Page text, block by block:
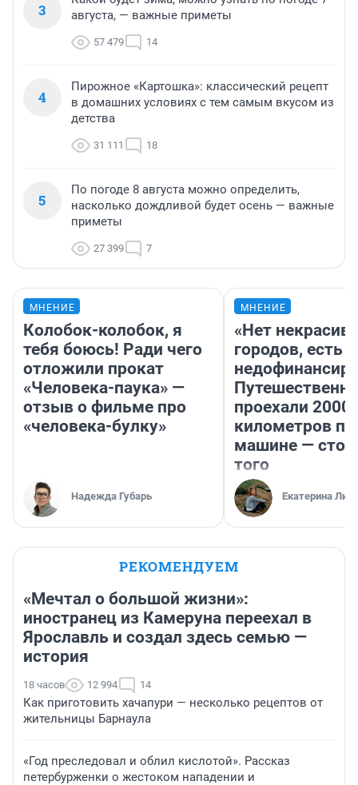
3
августа, — важные приметы
57 479 14
4
Пирожное «Картошка»: классический рецепт
в домашних условиях с тем самым вкусом из
детства
31 111 18
5
По погоде 8 августа можно определить,
насколько дождливой будет осень — важные
приметы
27 399 7
МНЕНИЕ
Колобок-колобок, я
тебя боюсь! Ради чего
отложили прокат
«Человека-паука» —
отзыв о фильме про
«человека-булку»
Надежда Губарь
МНЕНИЕ
«Нет
городов, есть
проехали 2000
километров по
машине —
того
Екатерина
РЕКОМЕНДУЕМ
«Мечтал о большой жизни»:
иностранец из Камеруна переехал в
Ярославль и создал здесь семью —
история
18 часов 12 994 14
Как приготовить хачапури — несколько рецептов от
жительницы Барнаула
«Год преследовал и облил кислотой». Рассказ
петербурженки о жестоком нападении и